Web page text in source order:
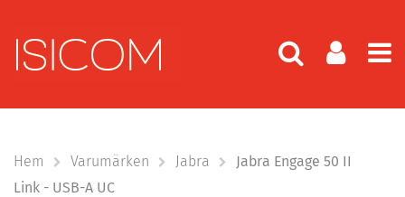
Hem Varumärken Jabra
Jabra Engage 50 II
Link - USB-A UC